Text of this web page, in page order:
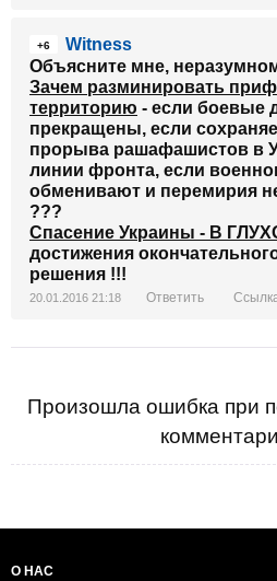
+6
Witness
Объясните мне,
Зачем разминировать
территорию - если боевые
прекращены, если
прорыва рашафашистов в
линии фронта, если
обменивают и перемирия
???
Спасение Украины - В
достижения
решения !!!
20.01.2016 21:18 Ответить
Произошла ошибка при
О НАС